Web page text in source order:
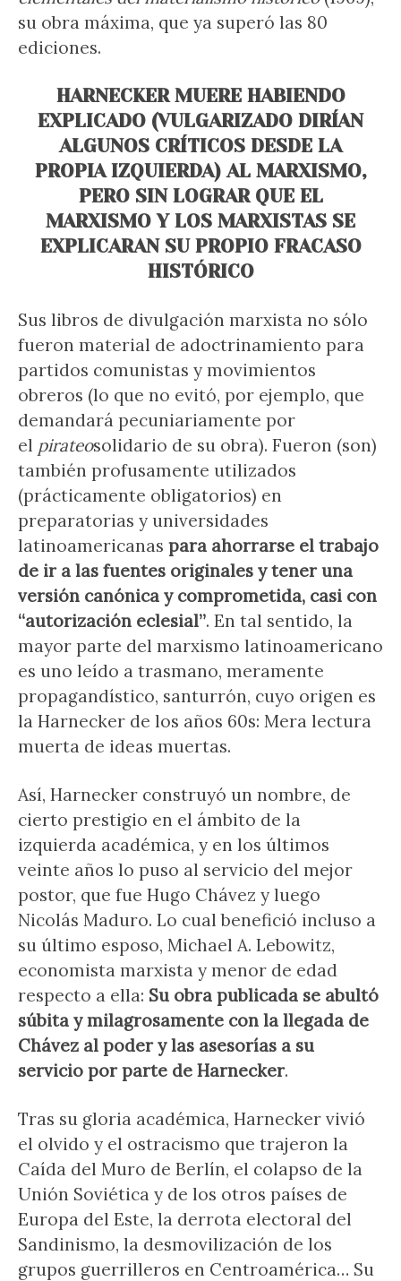
su obra máxima, que ya superó las 80
ediciones.
HARNECKER MUERE HABIENDO
EXPLICADO (VULGARIZADO DIRÍAN
ALGUNOS CRÍTICOS DESDE LA
PROPIA IZQUIERDA) AL MARXISMO,
PERO SIN LOGRAR QUE EL
MARXISMO Y LOS MARXISTAS SE
EXPLICARAN SU PROPIO FRACASO
HISTÓRICO
Sus libros de divulgación marxista no sólo
fueron material de adoctrinamiento para
partidos comunistas y movimientos
obreros (lo que no evitó, por ejemplo, que
demandará pecuniariamente por
el pirateosolidario de su obra). Fueron (son)
también profusamente utilizados
(prácticamente obligatorios) en
preparatorias y universidades
latinoamericanas para ahorrarse el trabajo
de ir a las fuentes originales y tener una
versión canónica y comprometida, casi con
“autorización eclesial”. En tal sentido, la
mayor parte del marxismo latinoamericano
es uno leído a trasmano, meramente
propagandístico, santurrón, cuyo origen es
la Harnecker de los años 60s: Mera lectura
muerta de ideas muertas.
Así, Harnecker construyó un nombre, de
cierto prestigio en el ámbito de la
izquierda académica, y en los últimos
veinte años lo puso al servicio del mejor
postor, que fue Hugo Chávez y luego
Nicolás Maduro. Lo cual benefició incluso a
su último esposo, Michael A. Lebowitz,
economista marxista y menor de edad
respecto a ella: Su obra publicada se abultó
súbita y milagrosamente con la llegada de
Chávez al poder y las asesorías a su
servicio por parte de Harnecker.
Tras su gloria académica, Harnecker vivió
el olvido y el ostracismo que trajeron la
Caída del Muro de Berlín, el colapso de la
Unión Soviética y de los otros países de
Europa del Este, la derrota electoral del
Sandinismo, la desmovilización de los
grupos guerrilleros en Centroamérica… Su